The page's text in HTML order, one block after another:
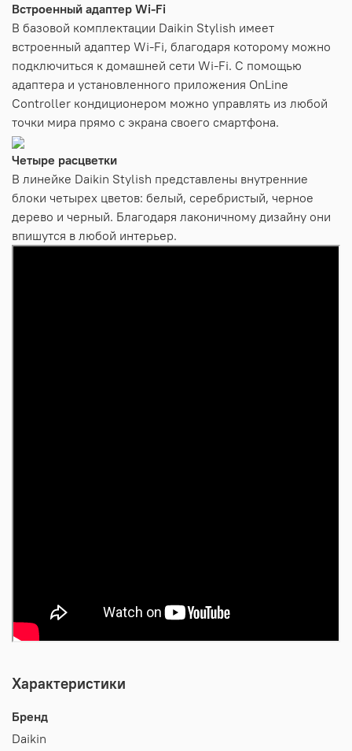
Встроенный адаптер Wi-Fi
В базовой комплектации Daikin Stylish имеет
встроенный адаптер Wi-Fi, благодаря которому можно
подключиться к домашней сети Wi-Fi. С помощью
адаптера и установленного приложения OnLine
Controller кондиционером можно управлять из любой
точки мира прямо с экрана своего смартфона.
Четыре расцветки
В линейке Daikin Stylish представлены внутренние
блоки четырех цветов: белый, серебристый, черное
дерево и черный. Благодаря лаконичному дизайну они
впишутся в любой интерьер.
Характеристики
Бренд
Daikin